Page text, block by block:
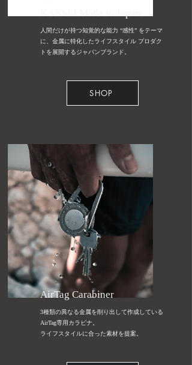
人間だけが持つ知覚的な能力 “感性” をテーマ
に、金属に特化したライフスタイル プロダク
トを展開するジャパンブランド。
SHOP
AirTag Carabiner
3種類の異なる金属を削り出して作成している
AirTag専用カラビナ。
​ライフスタイルに合った素材を提案。